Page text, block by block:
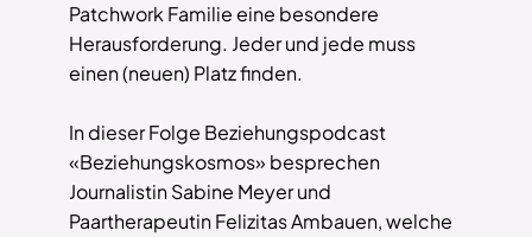
Patchwork Familie eine besondere
Herausforderung. Jeder und jede muss
einen (neuen) Platz finden.
In dieser Folge Beziehungspodcast
«Beziehungskosmos» besprechen
Journalistin Sabine Meyer und
Paartherapeutin Felizitas Ambauen, welche